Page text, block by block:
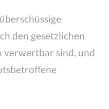
den gesetzlichen
verwertbar sind, und